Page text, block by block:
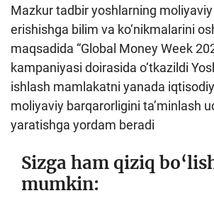
Mazkur tadbir yoshlarning
erishishga bilim va ko‘nikmalarini
maqsadida “Global Money Week
kampaniyasi doirasida o‘tkazildi
ishlash mamlakatni yanada
moliyaviy barqarorligini ta’minlash
yaratishga yordam beradi
Sizga ham qiziq
mumkin: